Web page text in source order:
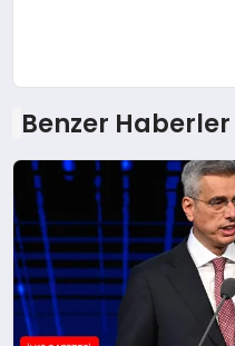
Benzer Haberler